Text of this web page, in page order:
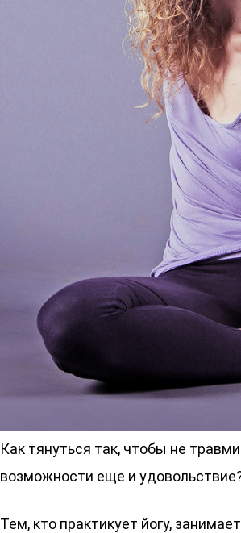
Как тянуться так, чтобы не
возможности еще и
Тем, кто практикует йогу,